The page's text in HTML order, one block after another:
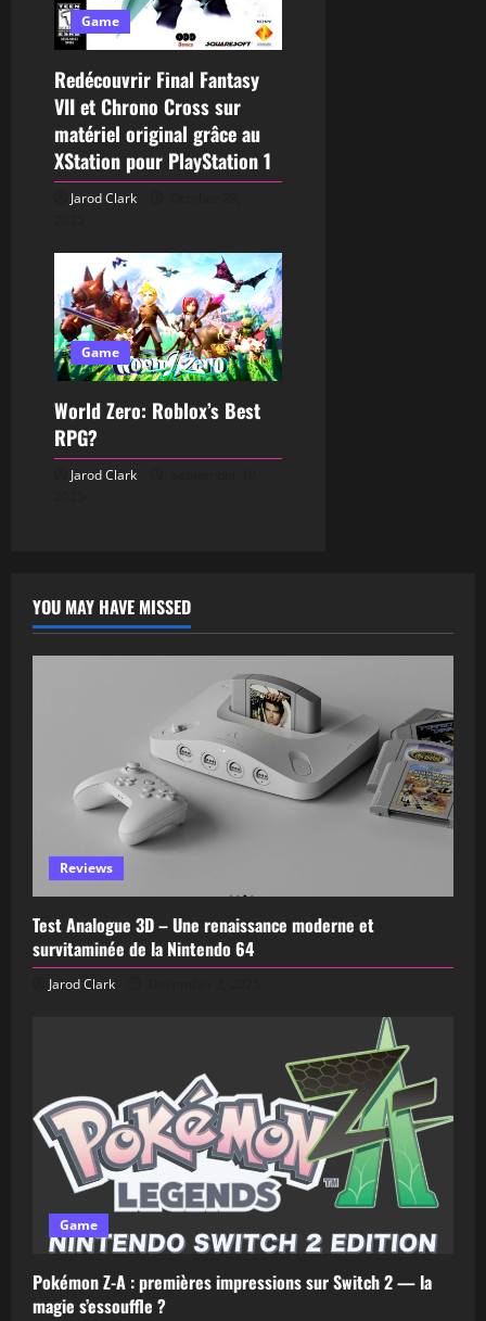
Game
Redécouvrir Final Fantasy
VII et Chrono Cross sur
matériel original grâce au
XStation pour PlayStation 1
Jarod Clark
Game
World Zero: Roblox’s Best
RPG?
Jarod Clark
YOU MAY HAVE MISSED
Reviews
Test Analogue 3D – Une renaissance moderne et
survitaminée de la Nintendo 64
Jarod Clark
Game
Pokémon Z-A : premières impressions sur Switch 2 — la
magie s’essouffle ?